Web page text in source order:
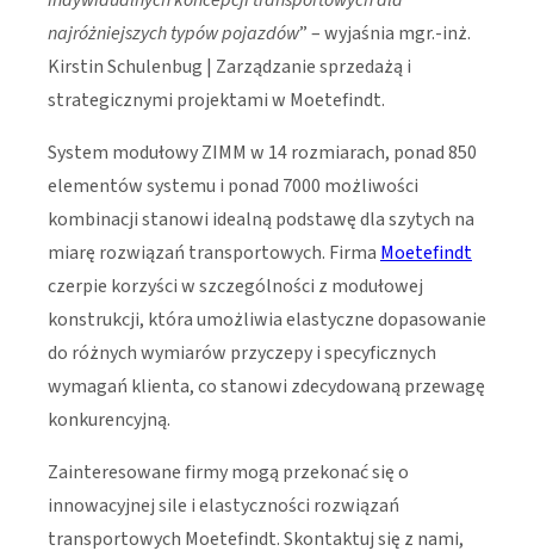
najróżniejszych typów pojazdów” – wyjaśnia mgr.-inż.
Kirstin Schulenbug | Zarządzanie sprzedażą i
strategicznymi projektami w Moetefindt.
System modułowy ZIMM w 14 rozmiarach, ponad 850
elementów systemu i ponad 7000 możliwości
kombinacji stanowi idealną podstawę dla szytych na
miarę rozwiązań transportowych. Firma Moetefindt
czerpie korzyści w szczególności z modułowej
konstrukcji, która umożliwia elastyczne dopasowanie
do różnych wymiarów przyczepy i specyficznych
wymagań klienta, co stanowi zdecydowaną przewagę
konkurencyjną.
Zainteresowane firmy mogą przekonać się o
innowacyjnej sile i elastyczności rozwiązań
transportowych Moetefindt. Skontaktuj się z nami,